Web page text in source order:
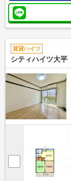
賃貸ハイツ
シティハイツ大平